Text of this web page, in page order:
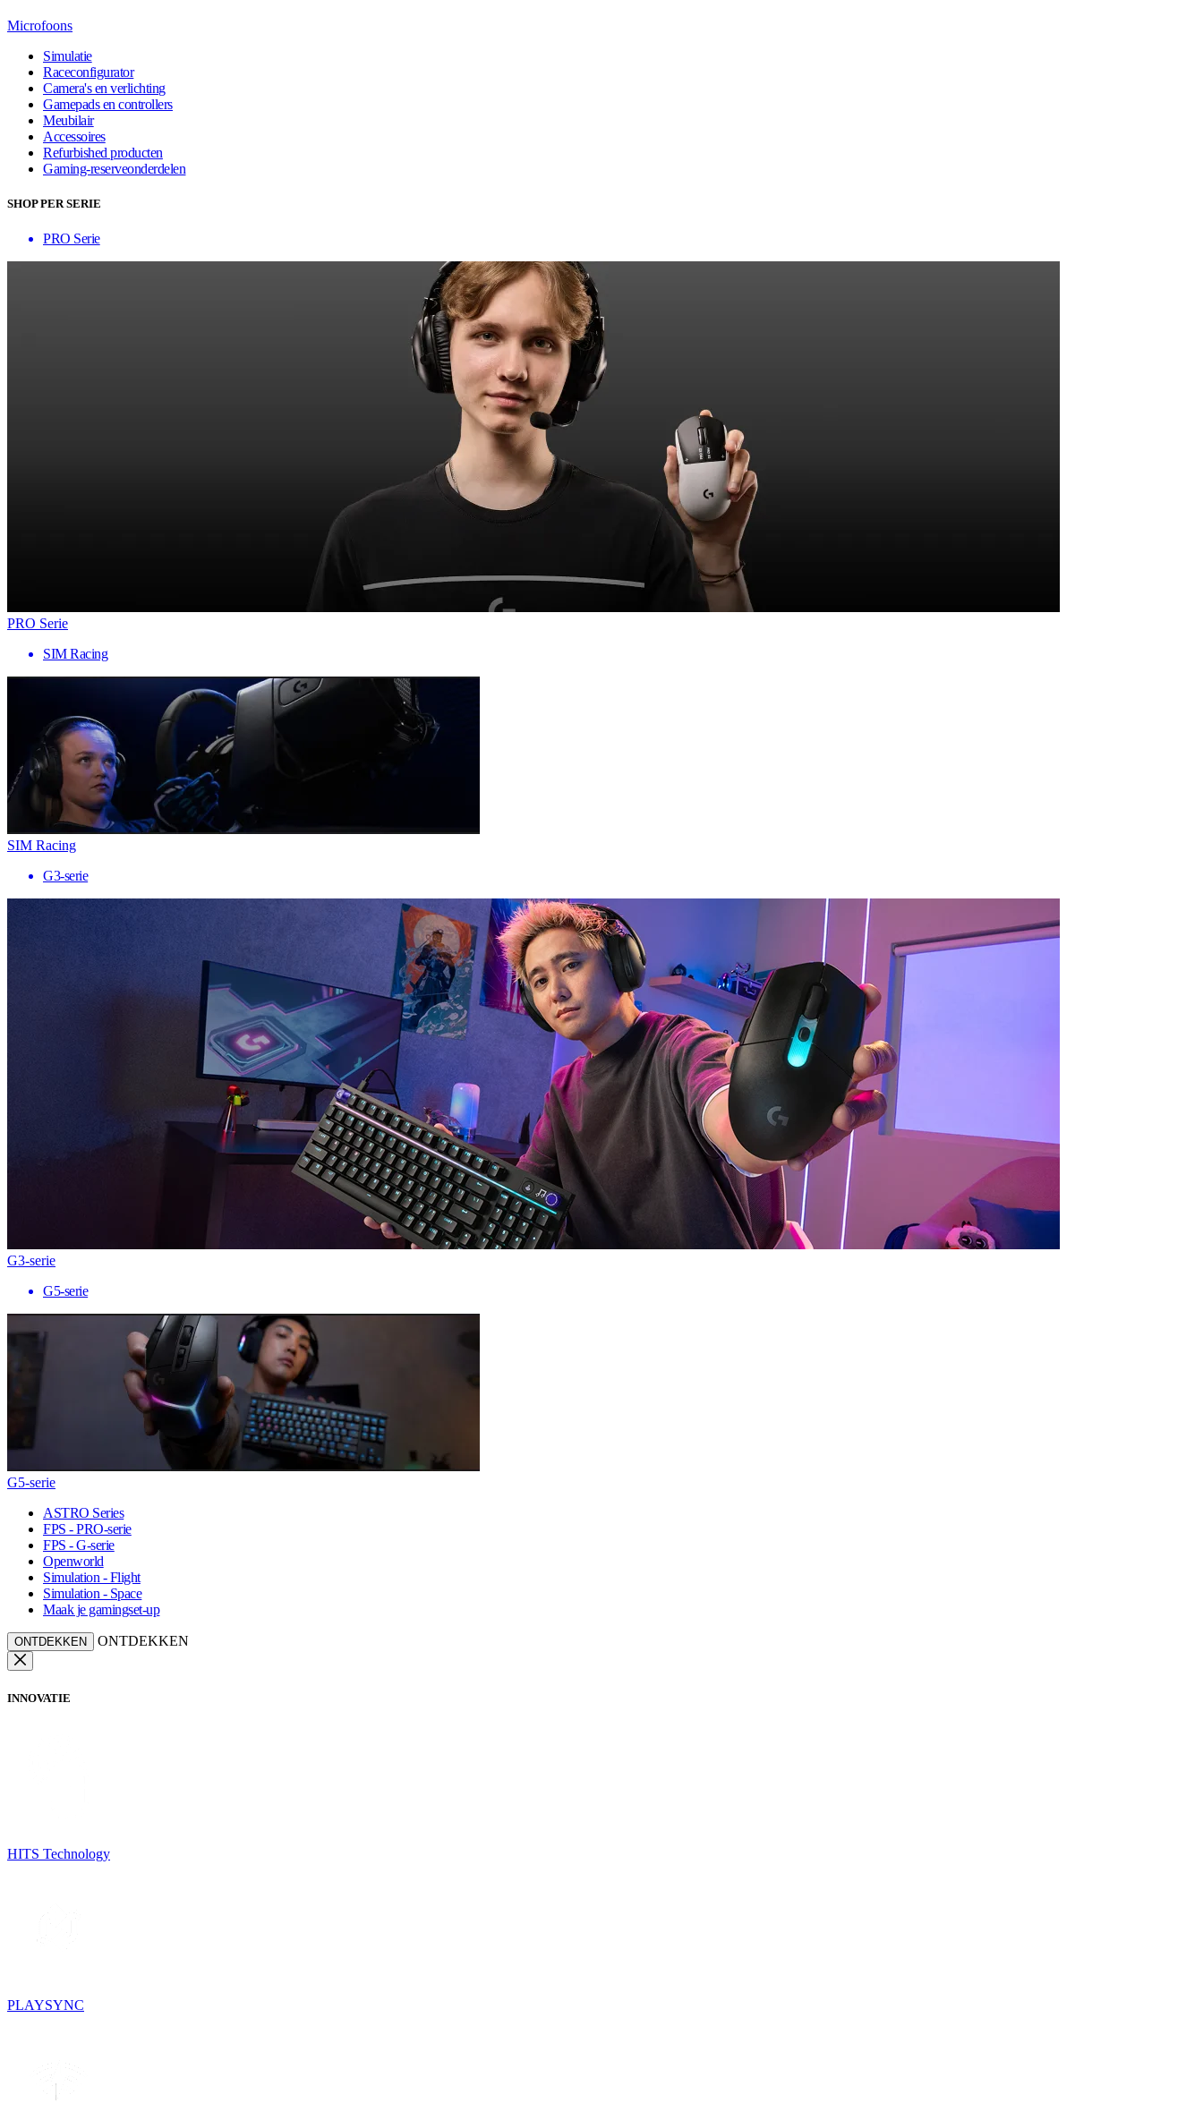
Microfoons
Simulatie
Raceconfigurator
Camera's en verlichting
Gamepads en controllers
Meubilair
Accessoires
Refurbished producten
Gaming-reserveonderdelen
SHOP PER SERIE
PRO Serie
PRO Serie
SIM Racing
SIM Racing
G3-serie
G3-serie
G5-serie
G5-serie
ASTRO Series
FPS - PRO-serie
FPS - G-serie
Openworld
Simulation - Flight
Simulation - Space
Maak je gamingset-up
ONTDEKKEN ONTDEKKEN
INNOVATIE
HITS Technology
PLAYSYNC